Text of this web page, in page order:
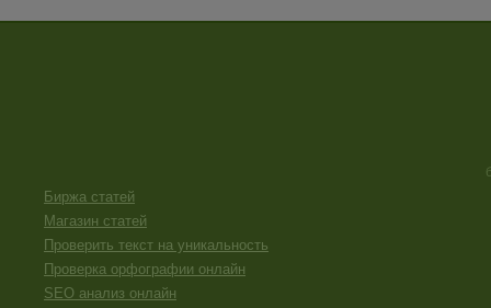
Биржа статей
Магазин статей
Проверить текст на уникальность
Проверка орфографии онлайн
SEO анализ онлайн